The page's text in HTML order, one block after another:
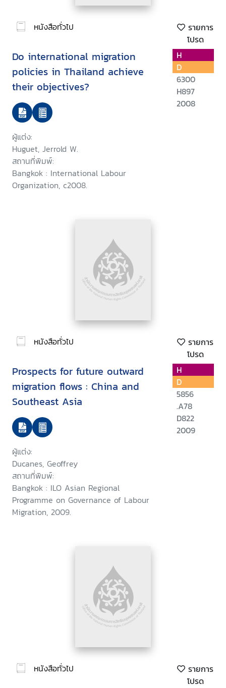
หนังสือทั่วไป
รายการ
โปรด
Do international migration
policies in Thailand achieve
their objectives?
ผู้แต่ง:
Huguet, Jerrold W.
สถานที่พิมพ์:
Bangkok : International Labour
Organization, c2008.
H
D
6300
H897
2008
หนังสือทั่วไป
รายการ
โปรด
Prospects for future outward
migration flows : China and
Southeast Asia
ผู้แต่ง:
Ducanes, Geoffrey
สถานที่พิมพ์:
Bangkok : ILO Asian Regional
Programme on Governance of Labour
Migration, 2009.
H
D
5856
.A78
D822
2009
หนังสือทั่วไป
รายการ
โปรด